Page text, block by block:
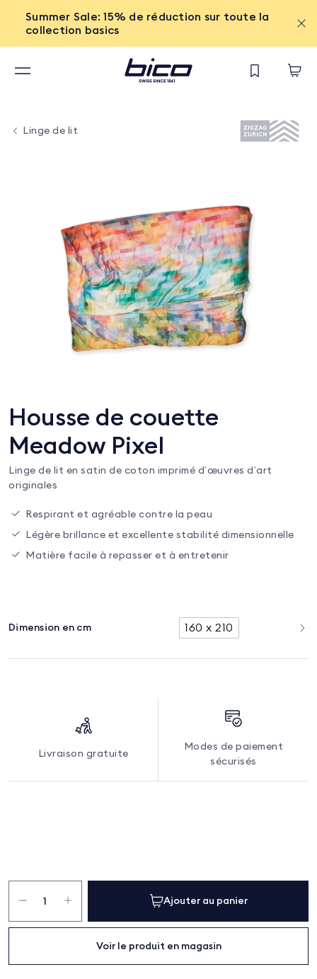
Summer Sale: 15% de réduction sur toute la
collection basics
Linge de lit
Housse de couette
Meadow Pixel
Linge de lit en satin de coton imprimé d’œuvres d’art
originales
Respirant et agréable contre la peau
Légère brillance et excellente stabilité dimensionnelle
Matière facile à repasser et à entretenir
Dimension en cm 160 x 210
Livraison gratuite
Modes de paiement
sécurisés
quantité
de
de
couette
Ajouter au panier
Voir le produit en magasin